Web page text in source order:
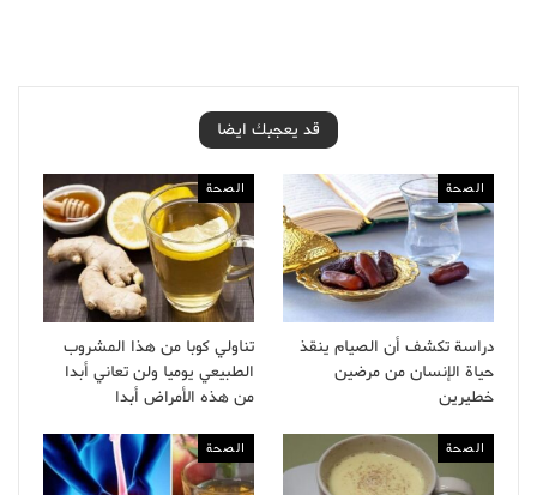
قد يعجبك ايضا
الصحة
دراسة تكشف أن الصيام ينقذ
حياة الإنسان من مرضين
خطيرين
الصحة
تناولي كوبا من هذا المشروب
الطبيعي يوميا ولن تعاني أبدا
من هذه الأمراض أبدا
الصحة الصحة